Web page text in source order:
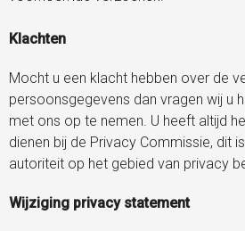
Klachten
Mocht u een klacht hebben over de
persoonsgegevens dan vragen wij u
met ons op te nemen. U heeft altijd
dienen bij de Privacy Commissie, dit
autoriteit op het gebied van privacy
Wijziging privacy statement